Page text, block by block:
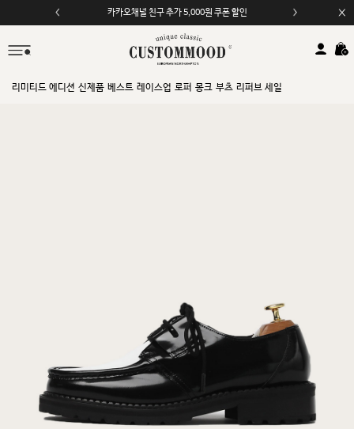
카카오채널 친구 추가 5,000원 쿠폰 할인
모바일 앱 자동 2,000원 할인
리미티드 에디션 신제품 베스트 레이스업 로퍼 몽크 부츠 리퍼브 세일